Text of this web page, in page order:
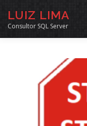
LUIZ LIMA
Consultor SQL Server
MENTORIA SQL
ARQUIVO